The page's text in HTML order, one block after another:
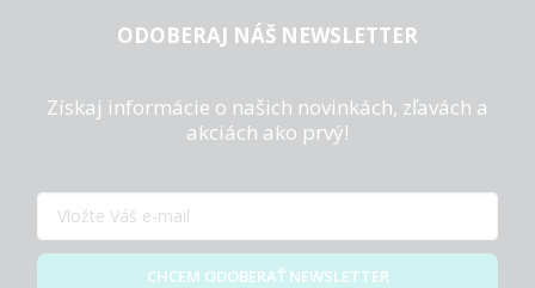
ODOBERAJ NÁŠ NEWSLETTER
Získaj informácie o našich novinkách, zľavách a
akciách ako prvý!
CHCEM ODOBERAŤ NEWSLETTER